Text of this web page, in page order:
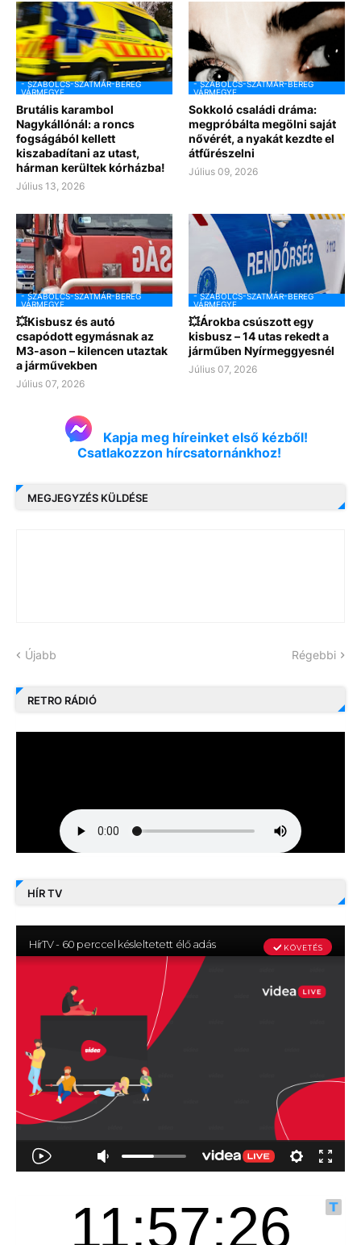
- SZABOLCS-SZATMÁR-BEREG
VÁRMEGYE
Brutális karambol
Nagykállónál: a roncs
fogságából kellett
kiszabadítani az utast,
hárman kerültek kórházba!
Július 13, 2026
- SZABOLCS-SZATMÁR-BEREG
VÁRMEGYE
Sokkoló családi dráma:
megpróbálta megölni saját
nővérét, a nyakát kezdte el
átfűrészelni
Július 09, 2026
- SZABOLCS-SZATMÁR-BEREG
VÁRMEGYE
💥Kisbusz és autó
csapódott egymásnak az
M3-ason – kilencen utaztak
a járművekben
Július 07, 2026
- SZABOLCS-SZATMÁR-BEREG
VÁRMEGYE
💥Árokba csúszott egy
kisbusz – 14 utas rekedt a
járműben Nyírmeggyesnél
Július 07, 2026
Kapja meg híreinket első kézből!
Csatlakozzon hírcsatornánkhoz!
MEGJEGYZÉS KÜLDÉSE
Újabb Régebbi
RETRO RÁDIÓ
HÍR TV